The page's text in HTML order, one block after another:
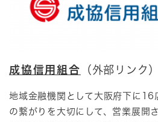
成協信用組合 （外部リンク）
地域金融機関として大阪府下に16
の繋がりを大切にして、営業展開